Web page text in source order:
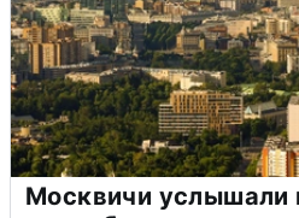
Москвичи услышали